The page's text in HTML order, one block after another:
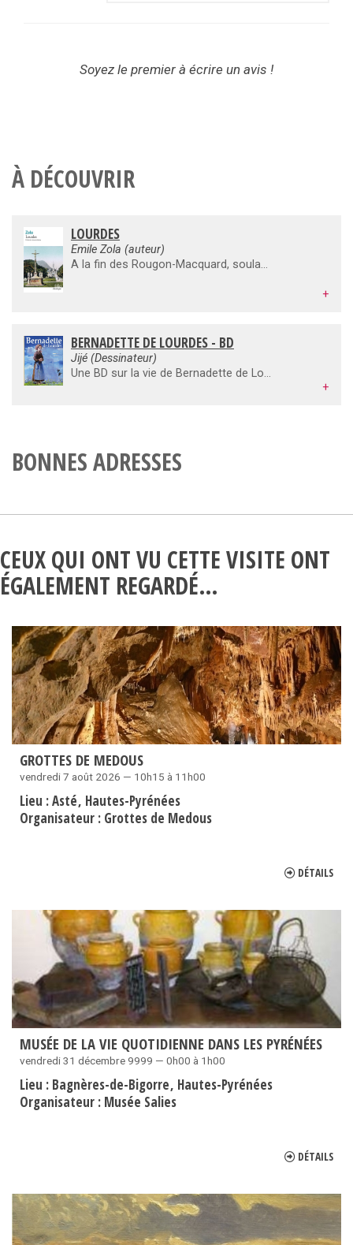
Soyez le premier à écrire un avis !
À DÉCOUVRIR
LOURDES
Emile Zola (auteur)
A la fin des Rougon-Macquard, soulagé d'en avoir terminé avec sa " terrible série ", Zola cherche du nouveau. En 1891, de passage à Lourdes, il est saisi par le spectacle de cette " cité mystique " née de la vision d'une enfant en plein siècle positiviste. Il voit là un " admirable sujet " pour lequel il s'enthousiasme.
+
BERNADETTE DE LOURDES - BD
Jijé (Dessinateur)
Une BD sur la vie de Bernadette de Lourdes
+
BONNES ADRESSES
CEUX QUI ONT VU CETTE VISITE ONT
ÉGALEMENT REGARDÉ…
GROTTES DE MEDOUS
vendredi 7 août 2026 — 10h15 à 11h00
Lieu :Asté Hautes-Pyrénées
Organisateur : Grottes de Medous
DÉTAILS
MUSÉE DE LA VIE QUOTIDIENNE DANS LES PYRÉNÉES
vendredi 31 décembre 9999 — 0h00 à 1h00
Lieu : Bagnères-de-Bigorre Hautes-Pyrénées
Organisateur : Musée Salies
DÉTAILS